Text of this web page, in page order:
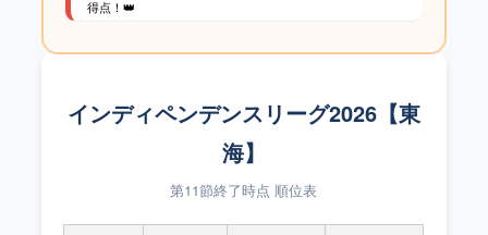
得点！👑
インディペンデンスリーグ2026【東
海】
第11節終了時点 順位表